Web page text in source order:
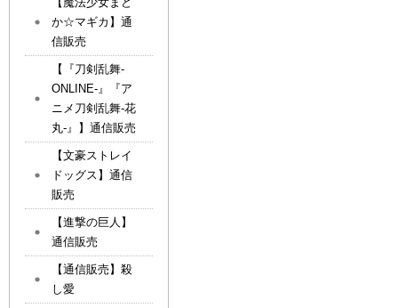
か☆マギカ】通
信販売
【『刀剣乱舞-
ONLINE-』『ア
ニメ刀剣乱舞-花
丸-』】通信販売
【文豪ストレイ
ドッグス】通信
販売
【進撃の巨人】
通信販売
【通信販売】殺
し愛